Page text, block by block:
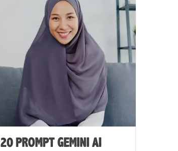
20 PROMPT GEMINI AI